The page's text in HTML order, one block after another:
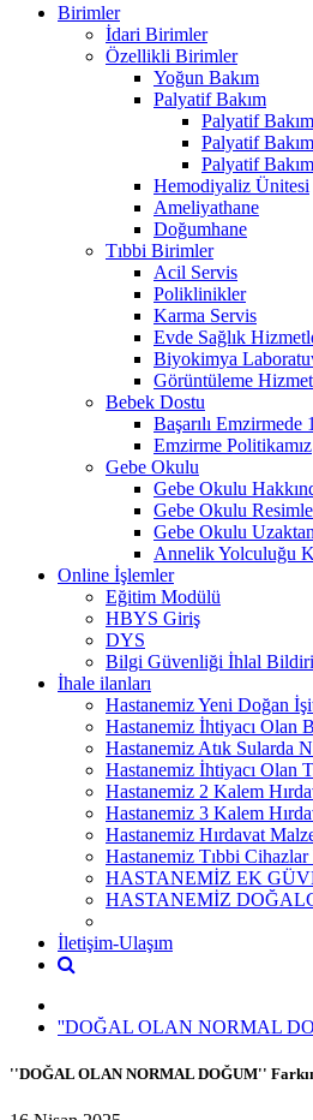
Birimler
İdari Birimler
Özellikli Birimler
Yoğun Bakım
Palyatif Bakım
Palyatif
Palyatif
Palyatif
Hemodiyaliz Ünitesi
Ameliyathane
Doğumhane
Tıbbi Birimler
Acil Servis
Poliklinikler
Karma Servis
Evde Sağlık
Biyokimya
Görüntüleme
Bebek Dostu
Başarılı Emzirmede
Emzirme Politikamız
Gebe Okulu
Gebe Okulu
Gebe Okulu
Gebe Okulu
Annelik Yolculuğu
Online İşlemler
Eğitim Modülü
HBYS Giriş
DYS
Bilgi Güvenliği İhlal
İhale ilanları
Hastanemiz Yeni Doğan
Hastanemiz İhtiyacı Olan
Hastanemiz Atık Sularda
Hastanemiz İhtiyacı Olan
Hastanemiz 2 Kalem
Hastanemiz 3 Kalem
Hastanemiz Hırdavat
Hastanemiz Tıbbi
HASTANEMİZ EK
HASTANEMİZ
İletişim-Ulaşım
''DOĞAL OLAN NORMAL
''DOĞAL OLAN NORMAL DOĞUM''